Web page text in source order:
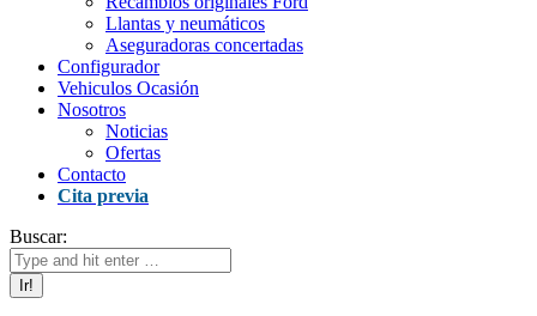
Llantas y neumáticos
Aseguradoras concertadas
Configurador
Vehiculos Ocasión
Nosotros
Noticias
Ofertas
Contacto
Cita previa
Buscar: